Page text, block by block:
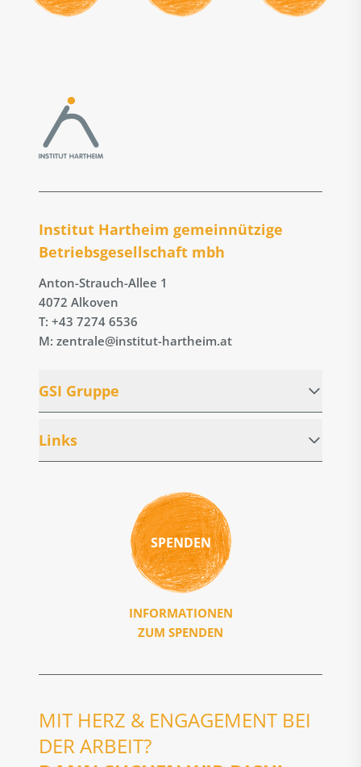
Institut Hartheim gemeinnützige
Betriebs­gesellschaft mbh
Anton-Strauch-Allee 1
4072 Alkoven
T: +43 7274 6536
M: zentrale@institut-hartheim.at
GSI Gruppe
Links
SPENDEN
INFORMATIONEN
ZUM SPENDEN
MIT HERZ & ENGAGEMENT BEI
DER ARBEIT?